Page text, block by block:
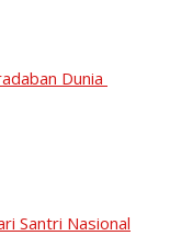
Dunia
Santri Nasional